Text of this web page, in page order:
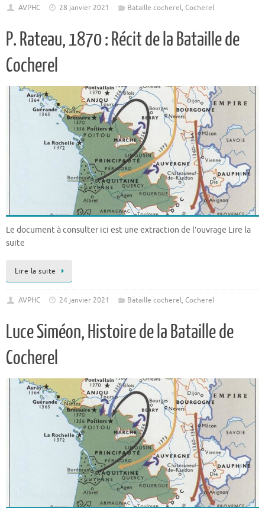
AVPHC 28 janvier 2021 Bataille cocherel, Cocherel
P. Rateau, 1870 : Récit de la Bataille de
Cocherel
Le document à consulter ici est une extraction de l’ouvrage Lire la
suite
Lire la suite
AVPHC 24 janvier 2021 Bataille cocherel, Cocherel
Luce Siméon, Histoire de la Bataille de
Cocherel